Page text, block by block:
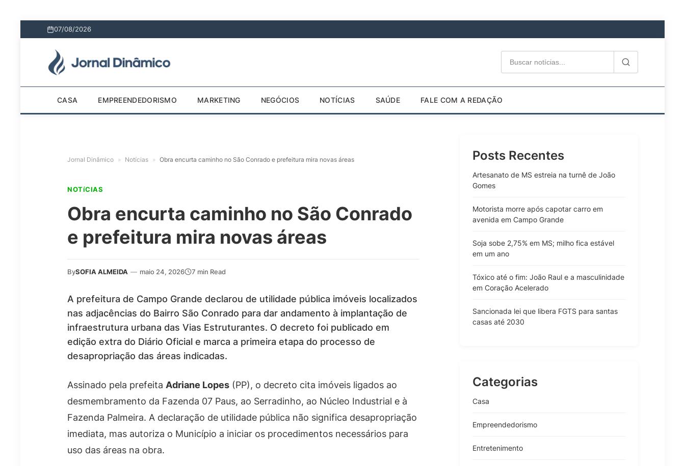
07/08/2026
CASA EMPREENDEDORISMO MARKETING NEGÓCIOS NOTÍCIAS SAÚDE FALE COM A REDAÇÃO
Jornal Dinâmico » Notícias » Obra encurta caminho no São Conrado e prefeitura mira novas áreas
NOTíCIAS
Obra encurta caminho no São Conrado
e prefeitura mira novas áreas
BySOFIA ALMEIDA — maio 24, 2026 7 min Read
A prefeitura de Campo Grande declarou de utilidade pública imóveis localizados
nas adjacências do Bairro São Conrado para dar andamento à implantação de
infraestrutura urbana das Vias Estruturantes. O decreto foi publicado em
edição extra do Diário Oficial e marca a primeira etapa do processo de
desapropriação das áreas indicadas.
Assinado pela prefeita Adriane Lopes (PP), o decreto cita imóveis ligados ao
desmembramento da Fazenda 07 Paus, ao Serradinho, ao Núcleo Industrial e à
Fazenda Palmeira. A declaração de utilidade pública não significa desapropriação
imediata, mas autoriza o Município a iniciar os procedimentos necessários para
uso das áreas na obra.
Posts Recentes
Artesanato de MS estreia na turnê de João
Gomes
Motorista morre após capotar carro em
avenida em Campo Grande
Soja sobe 2,75% em MS; milho fica estável
em um ano
Tóxico até o fim: João Raul e a masculinidade
em Coração Acelerado
Sancionada lei que libera FGTS para santas
casas até 2030
Categorias
Casa
Empreendedorismo
Entretenimento